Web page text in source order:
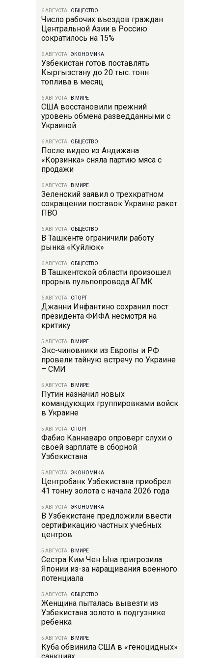
6 АВГУСТА ОБЩЕСТВО
Число рабочих въездов граждан
Центральной Азии в Россию
сократилось на 15%
6 АВГУСТА ЭКОНОМИКА
Узбекистан готов поставлять
Кыргызстану до 20 тыс. тонн
топлива в месяц
6 АВГУСТА В МИРЕ
США восстановили прежний
уровень обмена разведданными с
Украиной
6 АВГУСТА ОБЩЕСТВО
После видео из Андижана
«Корзинка» сняла партию мяса с
продажи
6 АВГУСТА В МИРЕ
Зеленский заявил о трехкратном
сокращении поставок Украине ракет
ПВО
6 АВГУСТА ОБЩЕСТВО
В Ташкенте ограничили работу
рынка «Куйлюк»
6 АВГУСТА ОБЩЕСТВО
В Ташкентской области произошел
прорыв пульпопровода АГМК
6 АВГУСТА СПОРТ
Джанни Инфантино сохранил пост
президента ФИФА несмотря на
критику
5 АВГУСТА В МИРЕ
Экс-чиновники из Европы и РФ
провели тайную встречу по Украине
– СМИ
5 АВГУСТА В МИРЕ
Путин назначил новых
командующих группировками войск
в Украине
5 АВГУСТА СПОРТ
Фабио Каннаваро опроверг слухи о
своей зарплате в сборной
Узбекистана
5 АВГУСТА ЭКОНОМИКА
Центробанк Узбекистана приобрел
41 тонну золота с начала 2026 года
5 АВГУСТА ЭКОНОМИКА
В Узбекистане предложили ввести
сертификацию частных учебных
центров
5 АВГУСТА В МИРЕ
Сестра Ким Чен Ына пригрозила
Японии из-за наращивания военного
потенциала
5 АВГУСТА ОБЩЕСТВО
Женщина пыталась вывезти из
Узбекистана золото в подгузнике
ребенка
5 АВГУСТА В МИРЕ
Куба обвинила США в «геноцидных»